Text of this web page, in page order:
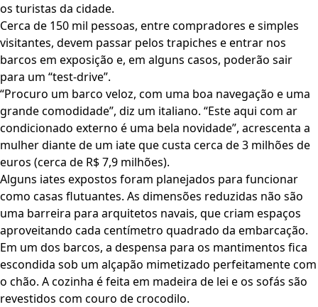
os turistas da cidade.
Cerca de 150 mil pessoas, entre compradores e simples
visitantes, devem passar pelos trapiches e entrar nos
barcos em exposição e, em alguns casos, poderão sair
para um “test-drive”.
“Procuro um barco veloz, com uma boa navegação e uma
grande comodidade”, diz um italiano. “Este aqui com ar
condicionado externo é uma bela novidade”, acrescenta a
mulher diante de um iate que custa cerca de 3 milhões de
euros (cerca de R$ 7,9 milhões).
Alguns iates expostos foram planejados para funcionar
como casas flutuantes. As dimensões reduzidas não são
uma barreira para arquitetos navais, que criam espaços
aproveitando cada centímetro quadrado da embarcação.
Em um dos barcos, a despensa para os mantimentos fica
escondida sob um alçapão mimetizado perfeitamente com
o chão. A cozinha é feita em madeira de lei e os sofás são
revestidos com couro de crocodilo.